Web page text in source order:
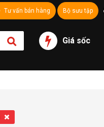
Tư vấn bán hàng Bộ sưu tập
Giá sốc